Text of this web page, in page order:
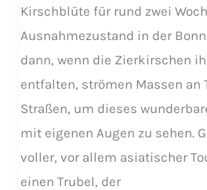
Kirschblüte für rund zwei
Ausnahmezustand in der
dann, wenn die Zierkirschen
entfalten, strömen Massen an
Straßen, um dieses
mit eigenen Augen zu sehen.
voller, vor allem asiatischer
einen Trubel, der